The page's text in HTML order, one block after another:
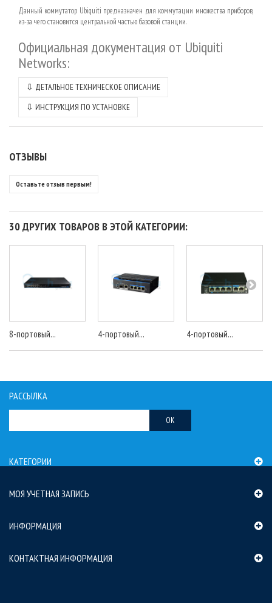
Данный коммутатор Ubiquiti предназначен для коммутации множества приборов,
из-за чего становится центральной частью базовой станции.
Официальная документация от Ubiquiti
Networks:
⇩ ДЕТАЛЬНОЕ ТЕХНИЧЕСКОЕ ОПИСАНИЕ
⇩ ИНСТРУКЦИЯ ПО УСТАНОВКЕ
ОТЗЫВЫ
Оставьте отзыв первым!
30 ДРУГИХ ТОВАРОВ В ЭТОЙ КАТЕГОРИИ:
8-портовый... 4-портовый... 4-портовый...
РАССЫЛКА
OK
КАТЕГОРИИ
МОЯ УЧЕТНАЯ ЗАПИСЬ
ИНФОРМАЦИЯ
КОНТАКТНАЯ ИНФОРМАЦИЯ